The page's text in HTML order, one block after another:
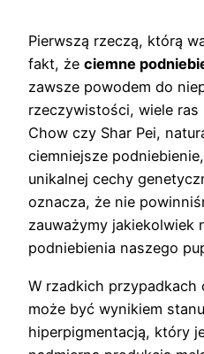
Pierwszą rzeczą, którą
fakt, że ciemne
zawsze powodem do
rzeczywistości, wiele
Chow czy Shar Pei,
ciemniejsze
unikalnej cechy
oznacza, że nie
zauważymy jakiekolwiek
podniebienia naszego
W rzadkich przypadkach
może być wynikiem
hiperpigmentacją, który